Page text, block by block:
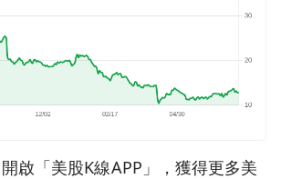
啟「美股K線APP」，獲得更多美